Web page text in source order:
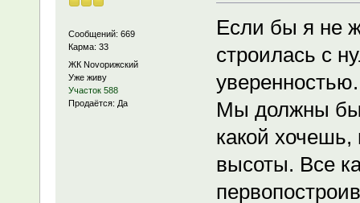
Сообщений: 669
Карма: 33
ЖК Novoрижский
Уже живу
Участок 588
Продаётся: Да
Если бы я не
строилась с
Мы должны
какой
высоты. Все